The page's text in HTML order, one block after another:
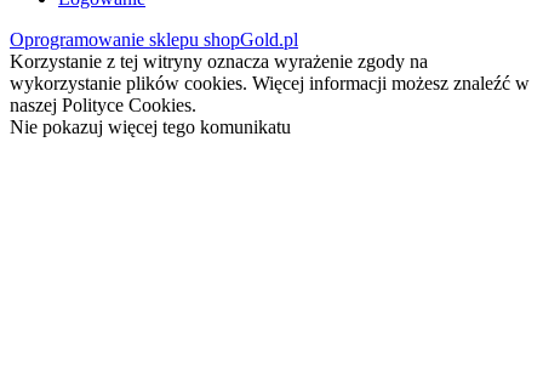
Oprogramowanie sklepu shopGold.pl
Korzystanie z tej witryny oznacza wyrażenie zgody na
wykorzystanie plików cookies. Więcej informacji możesz znaleźć w
naszej Polityce Cookies.
Nie pokazuj więcej tego komunikatu